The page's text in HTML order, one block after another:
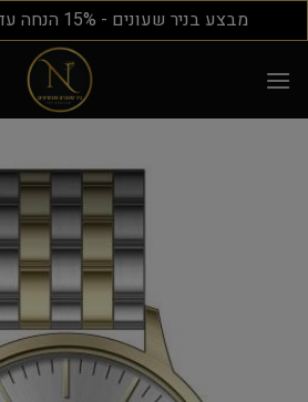
מבצע בניר שעונים - 15% הנחה עד סוף אפריל!